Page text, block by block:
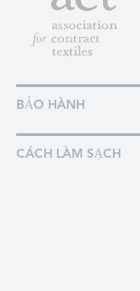
BẢO HÀNH
CÁCH LÀM SẠCH